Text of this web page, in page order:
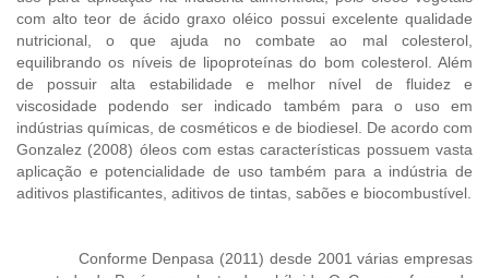
com alto teor de ácido graxo oléico possui excelente qualidade
nutricional, o que ajuda no combate ao mal colesterol,
equilibrando os níveis de lipoproteínas do bom colesterol. Além
de possuir alta estabilidade e melhor nível de fluidez e
viscosidade podendo ser indicado também para o uso em
indústrias químicas, de cosméticos e de biodiesel. De acordo com
Gonzalez (2008) óleos com estas características possuem vasta
aplicação e potencialidade de uso também para a indústria de
aditivos plastificantes, aditivos de tintas, sabões e biocombustível.
Conforme Denpasa (2011) desde 2001 várias empresas